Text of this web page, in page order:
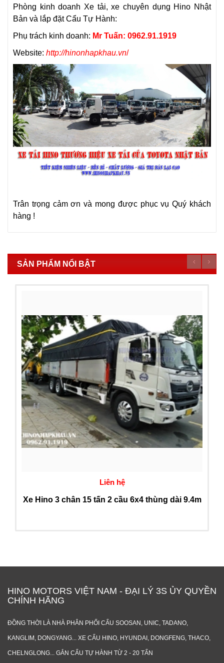
Phòng kinh doanh Xe tải, xe chuyên dụng Hino Nhật
Bản và lắp đặt Cẩu Tự Hành:
Phụ trách kinh doanh: Mr Tuấn: 0962.91.1919
Website: http://hinonhapkhau.vn/
Trân trọng cảm ơn và mong được phục vụ Quý khách
hàng !
SẢN PHẨM NỔI BẬT
Liên hệ
Xe Hino 3 chân 15 tấn 2 cầu 6x4 thùng dài 9.4m
HINO MOTORS VIỆT NAM - ĐẠI LÝ 3S ỦY QUYỀN
CHÍNH HÃNG
ĐỒNG THỜI LÀ NHÀ PHÂN PHỐI CẨU SOOSAN, UNIC, TADANO,
KANGLIM, DONGYANG... XE CẨU HINO, HYUNDAI, DONGFENG, THACO,
CHELNGLONG... GẮN CẨU TỰ HÀNH TỪ 2 - 20 TẤN